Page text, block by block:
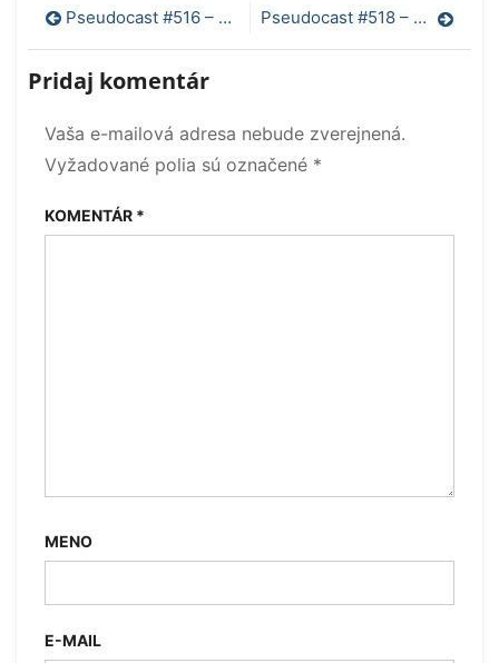
Navigácia
v
článku
Pseudocast #516 – Výživové doplnky, Hubble, neurologické následky Covid-19 Pseudocast #518 – Excel autocorrect, 3. dávka vakcíny proti Covid-19, koraly a probiotiká, správa od IPCC
Pridaj komentár
Vaša e-mailová adresa nebude zverejnená.
Vyžadované polia sú označené *
KOMENTÁR *
MENO
E-MAIL